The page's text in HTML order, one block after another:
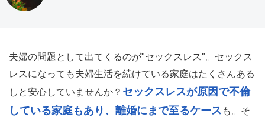
夫婦の問題として出てくるのが"セックスレス"。セックス
レスになっても夫婦生活を続けている家庭はたくさんある
しと安心していませんか？ セックスレスが原因で不倫
している家庭もあり、離婚にまで至るケース も。そ